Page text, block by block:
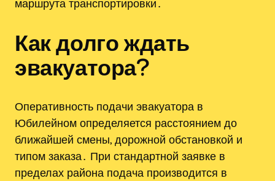
маршрута транспортировки․
Как долго ждать
эвакуатора?
Оперативность подачи эвакуатора в
Юбилейном определяется расстоянием до
ближайшей смены, дорожной обстановкой и
типом заказа․ При стандартной заявке в
пределах района подача производится в